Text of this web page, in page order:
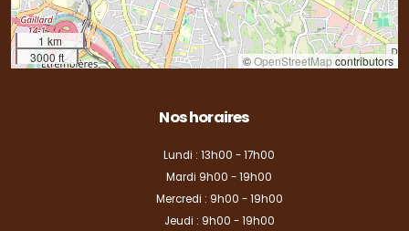
1 km
3000 ft
©OpenStreetMapcontributors
Nos horaires
Lundi : 13h00 - 17h00
Mardi 9h00 - 19h00
Mercredi : 9h00 - 19h00
Jeudi : 9h00 - 19h00